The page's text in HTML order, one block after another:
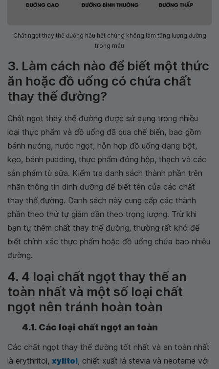
Chất ngọt thay thế đường hầu hết chúng không làm tăng lượng đường
trong máu
3. Làm cách nào để biết một thức
ăn hoặc đồ uống có chứa chất
thay thế đường?
Chất ngọt thay thế đường được sử dụng trong nhiều
loại thực phẩm và đồ uống đã qua chế biến, bao gồm
bánh nướng, nước ngọt, hỗn hợp đồ uống dạng bột,
kẹo, bánh pudding, thực phẩm đóng hộp, thạch và các
sản phẩm từ sữa. Kiểm tra danh sách thành phần trên
nhãn thông tin dinh dưỡng để biết tên của các chất
thay thế đường. Danh sách này cung cấp các thành
phần theo thứ tự giảm dần theo trọng lượng. Trừ khi
bạn tự thêm chất thay thế đường, thường rất khó để
biết chính xác thực phẩm hoặc đồ uống chứa bao nhiêu
đường.
4. 4 loại chất ngọt thay thế an
toàn nhất và một số loại chất
ngọt nên tránh hoàn toàn
4.1. Các loại chất ngọt an toàn
Các chất ngọt thay thế đường tốt nhất và an toàn nhất
là erythritol, xylitol, chiết xuất lá stevia và neotame với